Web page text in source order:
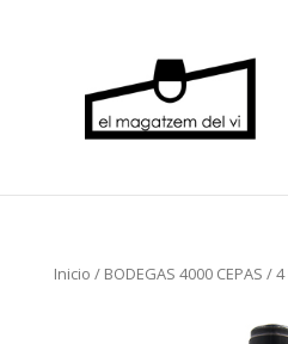
Inicio / BODEGAS 4000 CEPAS / 4